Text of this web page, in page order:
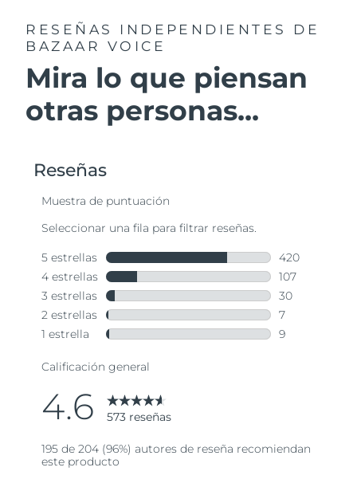
RESEÑAS INDEPENDIENTES
DE
BAZAAR VOICE
Mira lo que piensan
otras personas...